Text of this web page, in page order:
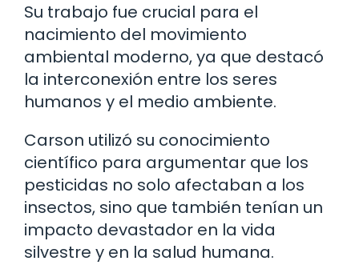
Su trabajo fue crucial para el
nacimiento del movimiento
ambiental moderno, ya que destacó
la interconexión entre los seres
humanos y el medio ambiente.
Carson utilizó su conocimiento
científico para argumentar que los
pesticidas no solo afectaban a los
insectos, sino que también tenían un
impacto devastador en la vida
silvestre y en la salud humana.